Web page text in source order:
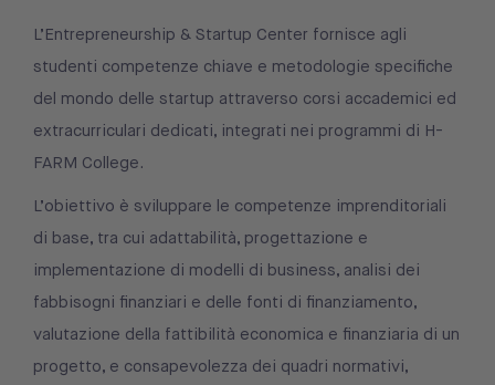
L’Entrepreneurship & Startup Center fornisce agli
studenti competenze chiave e metodologie specifiche
del mondo delle startup attraverso corsi accademici ed
extracurriculari dedicati, integrati nei programmi di H-
FARM College.
L’obiettivo è sviluppare le competenze imprenditoriali
di base, tra cui adattabilità, progettazione e
implementazione di modelli di business, analisi dei
fabbisogni finanziari e delle fonti di finanziamento,
valutazione della fattibilità economica e finanziaria di un
progetto, e consapevolezza dei quadri normativi,